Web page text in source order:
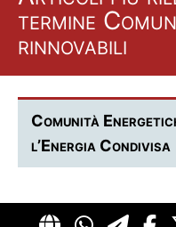
termine
rinnovabili
Comunità
l’Energia Condivisa